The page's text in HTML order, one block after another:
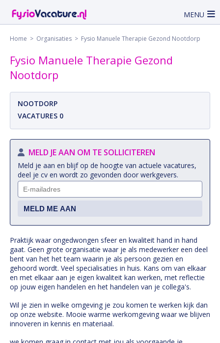
MENU
Home > Organisaties > Fysio Manuele Therapie Gezond Nootdorp
Fysio Manuele Therapie Gezond
Nootdorp
NOOTDORP
VACATURES 0
MELD JE AAN OM TE SOLLICITEREN
Meld je aan en blijf op de hoogte van actuele vacatures,
deel je cv en wordt zo gevonden door werkgevers.
Praktijk waar ongedwongen sfeer en kwaliteit hand in hand
gaat. Geen grote organisatie waar je als medewerker een deel
bent van het het team waarin je als persoon gezien en
gehoord wordt. Veel specialisaties in huis. Kans om van elkaar
en met elkaar aan je eigen kwaliteit kan werken, met reflectie
op jouw eigen handelen en het handelen van je collega's.
Wil je zien in welke omgeving je zou komen te werken kijk dan
op onze website. Mooie warme werkomgeving waar we blijven
innoveren in kennis en materiaal.